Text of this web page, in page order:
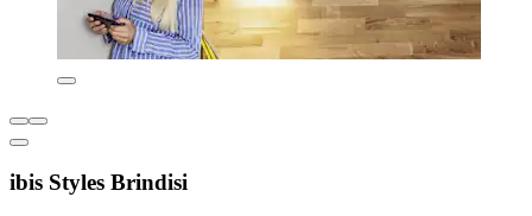
ibis Styles Brindisi